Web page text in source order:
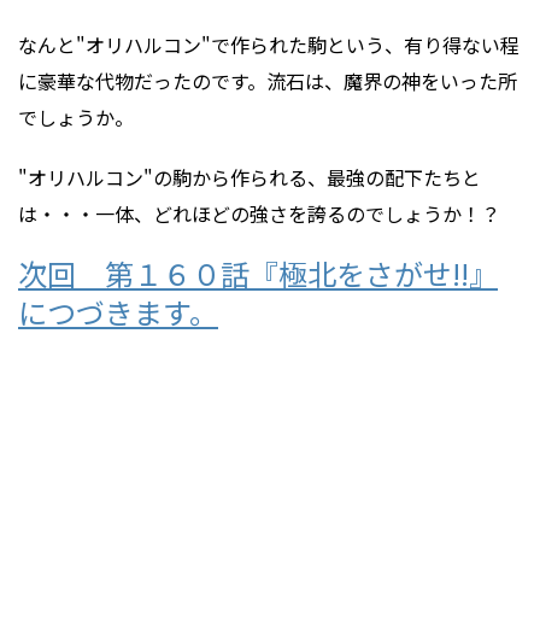
なんと"オリハルコン"で作られた駒という、有り得ない程
に豪華な代物だったのです。流石は、魔界の神をいった所
でしょうか。
"オリハルコン"の駒から作られる、最強の配下たちと
は・・・一体、どれほどの強さを誇るのでしょうか！？
次回 第１６０話『極北をさがせ!!』
につづきます。